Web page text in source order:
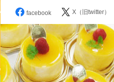
facebook X（旧twitter）